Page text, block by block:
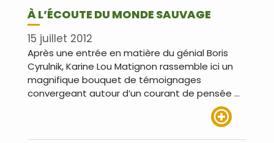
À L’ÉCOUTE DU MONDE SAUVAGE
15 juillet 2012
Après une entrée en matière du génial Boris
Cyrulnik, Karine Lou Matignon rassemble ici un
magnifique bouquet de témoignages
convergeant autour d’un courant de pensée …